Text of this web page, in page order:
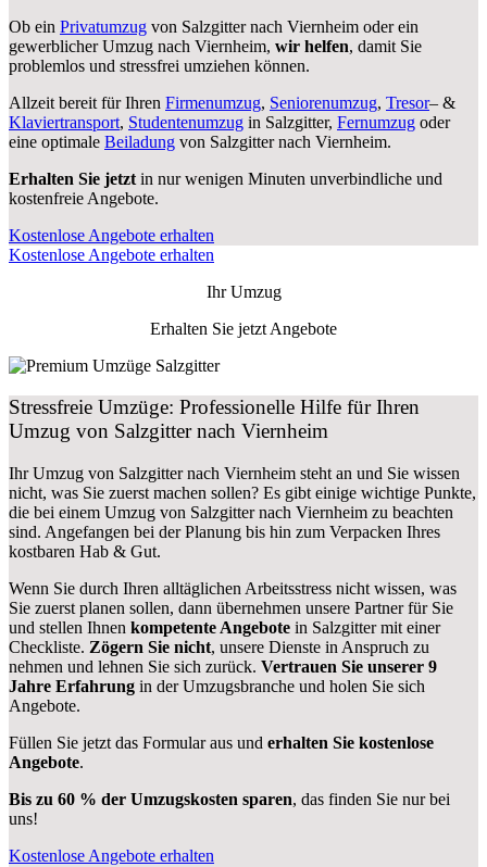
Ob ein Privatumzug von Salzgitter nach Viernheim oder ein
gewerblicher Umzug nach Viernheim, wir helfen, damit Sie
problemlos und stressfrei umziehen können.
Allzeit bereit für Ihren Firmenumzug, Seniorenumzug, Tresor– &
Klaviertransport, Studentenumzug in Salzgitter, Fernumzug oder
eine optimale Beiladung von Salzgitter nach Viernheim.
Erhalten Sie jetzt in nur wenigen Minuten unverbindliche und
kostenfreie Angebote.
Kostenlose Angebote erhalten
Kostenlose Angebote erhalten
Ihr Umzug
Erhalten Sie jetzt Angebote
Stressfreie Umzüge: Professionelle Hilfe für Ihren
Umzug von Salzgitter nach Viernheim
Ihr Umzug von Salzgitter nach Viernheim steht an und Sie wissen
nicht, was Sie zuerst machen sollen? Es gibt einige wichtige Punkte,
die bei einem Umzug von Salzgitter nach Viernheim zu beachten
sind. Angefangen bei der Planung bis hin zum Verpacken Ihres
kostbaren Hab & Gut.
Wenn Sie durch Ihren alltäglichen Arbeitsstress nicht wissen, was
Sie zuerst planen sollen, dann übernehmen unsere Partner für Sie
und stellen Ihnen kompetente Angebote in Salzgitter mit einer
Checkliste. Zögern Sie nicht, unsere Dienste in Anspruch zu
nehmen und lehnen Sie sich zurück. Vertrauen Sie unserer 9
Jahre Erfahrung in der Umzugsbranche und holen Sie sich
Angebote.
Füllen Sie jetzt das Formular aus und erhalten Sie kostenlose
Angebote.
Bis zu 60 % der Umzugskosten sparen, das finden Sie nur bei
uns!
Kostenlose Angebote erhalten